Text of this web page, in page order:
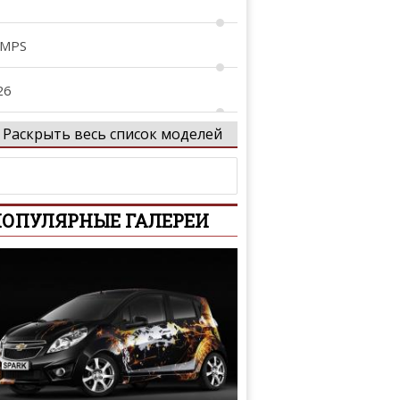
Раскрыть весь список моделей
ГАЛЕРЕИ